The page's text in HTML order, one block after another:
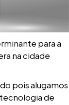
para a
na cidade
pois alugamos
de